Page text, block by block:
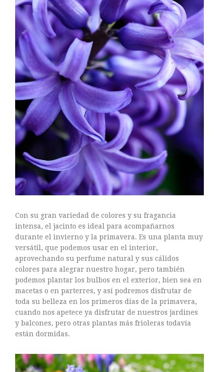
agosto 2018
julio 2018
abril 2018
junio 2017
enero 2017
noviembre 2016
octubre 2016
septiembre 2016
agosto 2016
julio 2016
junio 2016
mayo 2016
marzo 2016
febrero 2016
enero 2016
diciembre 2015
noviembre 2015
octubre 2015
septiembre 2015
agosto 2015
julio 2015
junio 2015
julio 2014
Con su gran variedad de colores y su fragancia
intensa, el jacinto es ideal para acompañarnos
durante el invierno y la primavera. Es una planta muy
versátil, que podemos usar en el interior,
aprovechando su perfume natural y sus cálidos
colores para alegrar nuestro hogar, pero también
podemos plantar los bulbos en el exterior, bien sea en
macetas o en parterres, y así podremos disfrutar de
toda su belleza en los primeros días de la primavera,
cuando nos apetece ya disfrutar de nuestros jardines
y balcones, pero otras plantas más frioleras todavía
están dormidas.